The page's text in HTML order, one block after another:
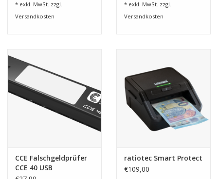
* exkl. MwSt. zzgl.
Versandkosten
* exkl. MwSt. zzgl.
Versandkosten
CCE Falschgeldprüfer
CCE 40 USB
ratiotec Smart Protect
€109,00